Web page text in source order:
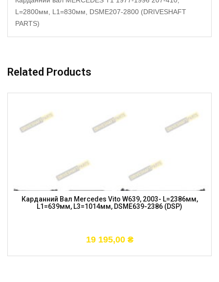
L=2800мм, L1=830мм, DSME207-2800 (DRIVESHAFT
PARTS)
Related Products
Карданний Вал Mercedes Vito W639, 2003- L=2386мм,
L1=639мм, L3=1014мм, DSME639-2386 (DSP)
19 195,00 ₴